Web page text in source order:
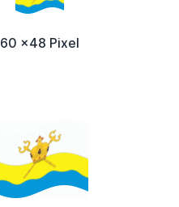
60 x48 Pixel